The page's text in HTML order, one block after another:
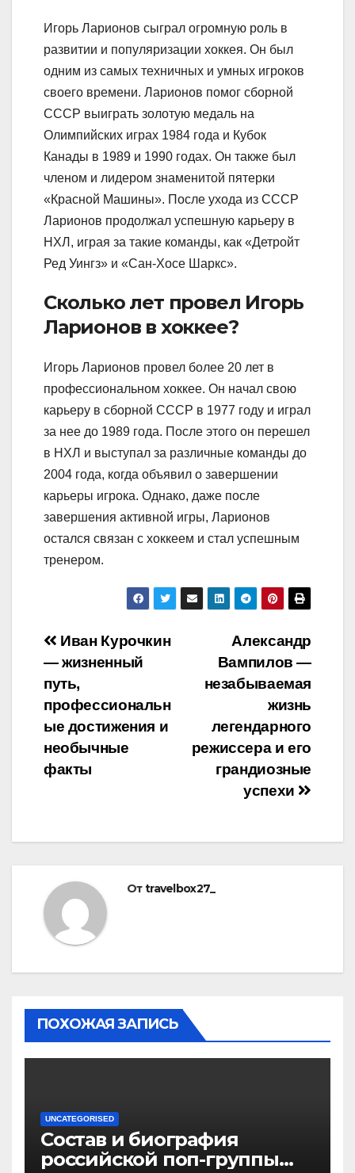
Игорь Ларионов сыграл огромную роль в
развитии и популяризации хоккея. Он был
одним из самых техничных и умных игроков
своего времени. Ларионов помог сборной
СССР выиграть золотую медаль на
Олимпийских играх 1984 года и Кубок
Канады в 1989 и 1990 годах. Он также был
членом и лидером знаменитой пятерки
«Красной Машины». После ухода из СССР
Ларионов продолжал успешную карьеру в
НХЛ, играя за такие команды, как «Детройт
Ред Уингз» и «Сан-Хосе Шаркс».
Сколько лет провел Игорь
Ларионов в хоккее?
Игорь Ларионов провел более 20 лет в
профессиональном хоккее. Он начал свою
карьеру в сборной СССР в 1977 году и играл
за нее до 1989 года. После этого он перешел
в НХЛ и выступал за различные команды до
2004 года, когда объявил о завершении
карьеры игрока. Однако, даже после
завершения активной игры, Ларионов
остался связан с хоккеем и стал успешным
тренером.
Навигация
по
записям
Александр
Вампилов —
незабываемая
жизнь
легендарного
режиссера и его
грандиозные
успехи
Иван Курочкин
— жизненный
путь,
профессиональн
ые достижения и
необычные
факты
Отtravelbox27_
ПОХОЖАЯ ЗАПИСЬ
UNCATEGORISED
Состав и биография
российской поп-группы